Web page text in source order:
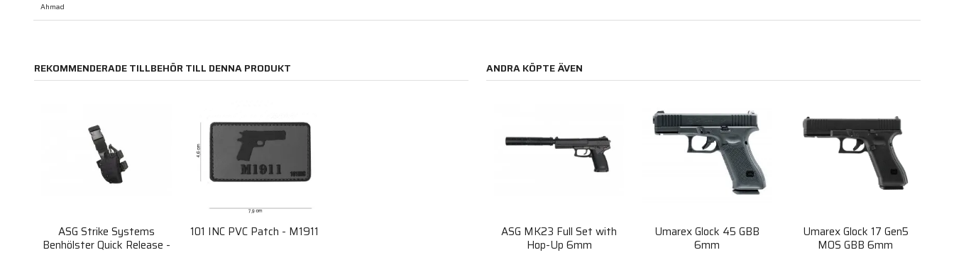
Ahmad
REKOMMENDERADE TILLBEHÖR TILL DENNA PRODUKT
ASG Strike Systems
Benhölster Quick Release -
101 INC PVC Patch - M1911
ANDRA KÖPTE ÄVEN
ASG MK23 Full Set with
Hop-Up 6mm
Umarex Glock 45 GBB
6mm
Umarex Glock 17 Gen5
MOS GBB 6mm